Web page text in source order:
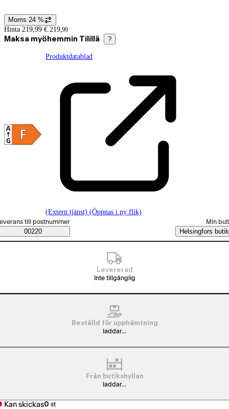
Prisinformation
Moms 24 %
Hinta 219,99 €. 219,99
Maksa myöhemmin Tilillä ?
Produktdatablad
(Extern tjänst) (Öppnas i ny flik)
Saatavuustiedot
beställningssätt
till postnummer
00220
Min
Helsingfors butik
Levererad
Inte tillgänglig
Beställd för upphämtning
laddar...
Från butikshyllan
laddar...
Kan skickas0 st